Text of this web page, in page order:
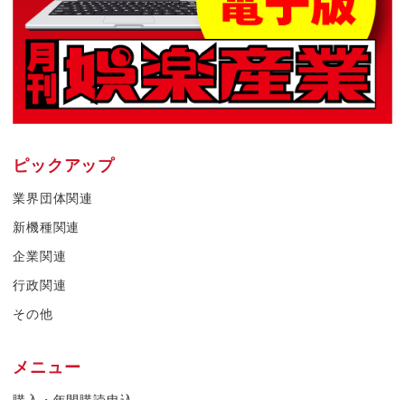
ピックアップ
業界団体関連
新機種関連
企業関連
行政関連
その他
メニュー